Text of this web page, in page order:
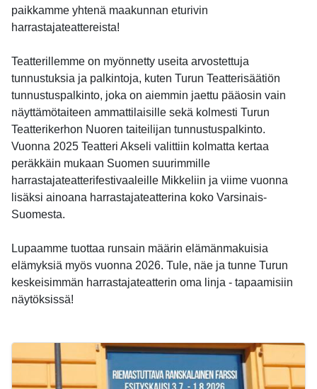
paikkamme yhtenä maakunnan eturivin
harrastajateattereista!
Teatterillemme on myönnetty useita arvostettuja
tunnustuksia ja palkintoja, kuten Turun Teatterisäätiön
tunnustuspalkinto, joka on aiemmin jaettu pääosin vain
näyttämötaiteen ammattilaisille sekä kolmesti Turun
Teatterikerhon Nuoren taiteilijan tunnustuspalkinto.
Vuonna 2025 Teatteri Akseli valittiin kolmatta kertaa
peräkkäin mukaan Suomen suurimmille
harrastajateatterifestivaaleille Mikkeliin ja viime vuonna
lisäksi ainoana harrastajateatterina koko Varsinais-
Suomesta.
Lupaamme tuottaa runsain määrin elämänmakuisia
elämyksiä myös vuonna 2026. Tule, näe ja tunne Turun
keskeisimmän harrastajateatterin oma linja - tapaamisiin
näytöksissä!